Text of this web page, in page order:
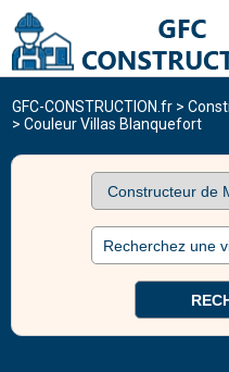
CONSTRUCTEURS DE
GFC-CONSTRUCTION.fr >
>Couleur Villas Blanquefort